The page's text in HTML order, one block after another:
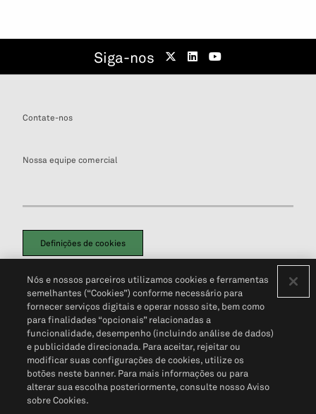
Siga-nos
Contate-nos
Nossa equipe comercial
Definições de cookies
Política de PrivacidadePortal de privacidade do cliente (em inglês)
Não Venda Minhas Informações Pessoais© 2026 S&P Global
Nós e nossos parceiros utilizamos cookies e ferramentas
semelhantes (“Cookies”) conforme necessário para
fornecer serviços digitais e operar nosso site, bem como
para finalidades “opcionais” relacionadas a
funcionalidade, desempenho (incluindo análise de dados)
e publicidade direcionada. Para aceitar, rejeitar ou
modificar suas configurações de cookies, utilize os
botões neste banner. Para mais informações ou para
alterar sua escolha posteriormente, consulte nosso Aviso
sobre Cookies.